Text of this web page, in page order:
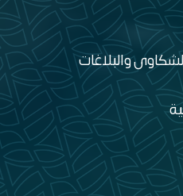
والبلاغات